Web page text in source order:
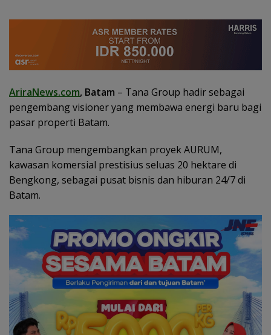
AriraNews.com, Batam – Tana Group hadir sebagai
pengembang visioner yang membawa energi baru bagi
pasar properti Batam.
Tana Group mengembangkan proyek AURUM,
kawasan komersial prestisius seluas 20 hektare di
Bengkong, sebagai pusat bisnis dan hiburan 24/7 di
Batam.